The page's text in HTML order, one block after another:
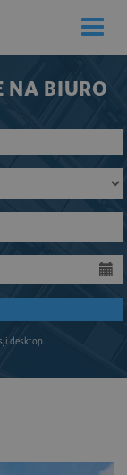
Toggle
NA BIURO
desktop.